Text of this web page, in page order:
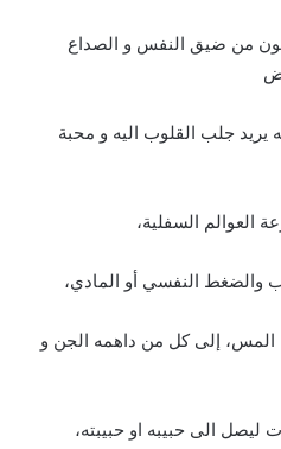
من ضيق النفس و الصداع
جلب القلوب اليه و محبة
السفلية،
النفسي أو المادي،
إلى كل من داهمه الجن و
ليصل الى حبيبه او حبيبته،